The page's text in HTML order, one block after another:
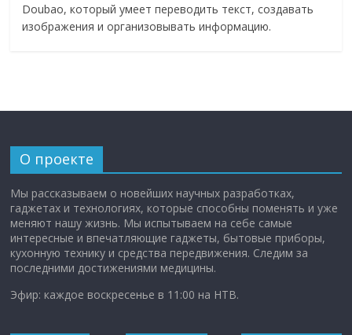
Doubao, который умеет переводить текст, создавать
изображения и организовывать информацию.
О проекте
Мы рассказываем о новейших научных разработках,
гаджетах и технологиях, которые способны поменять и уже
меняют нашу жизнь. Мы испытываем на себе самые
интересные и впечатляющие гаджеты, бытовые приборы,
кухонную технику и средства передвижения. Следим за
последними достижениями медицины.
Эфир: каждое воскресенье в 11:00 на НТВ.